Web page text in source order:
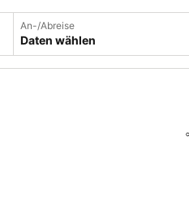
An-/Abreise
Daten wählen